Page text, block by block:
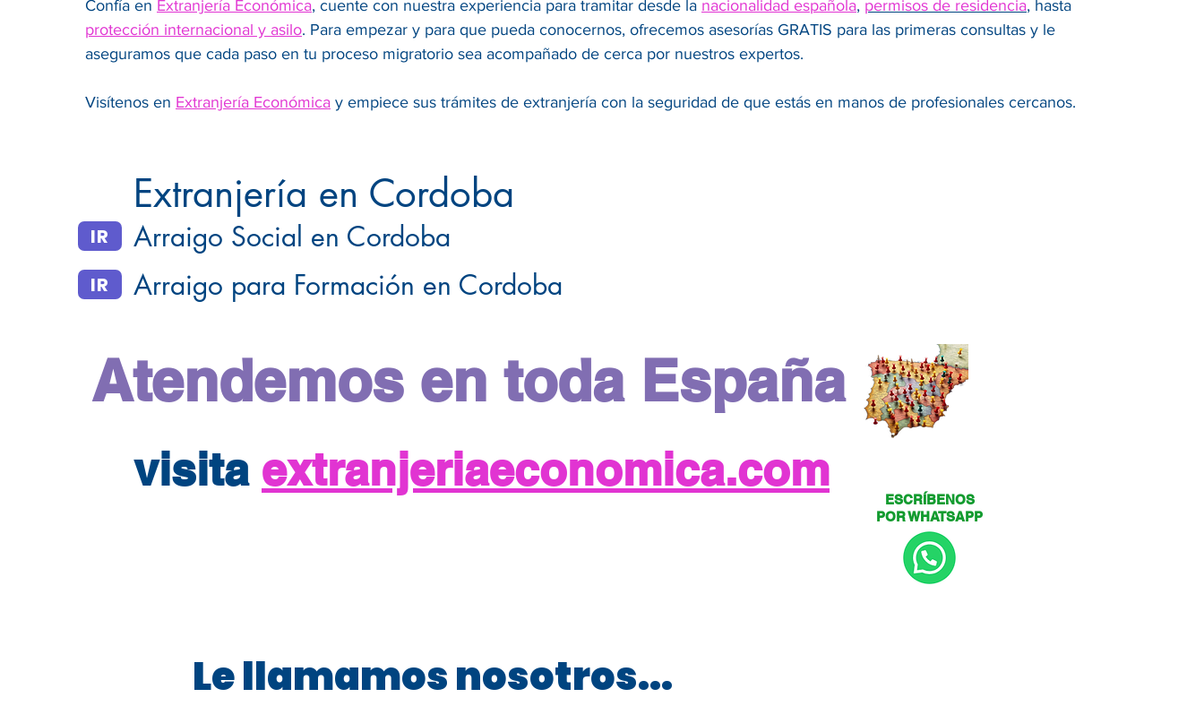
Confía en Extranjería Económica, cuente con nuestra experiencia para tramitar desde la nacionalidad española, permisos de residencia, hasta
protección internacional y asilo. Para empezar y para que pueda conocernos, ofrecemos asesorías GRATIS para las primeras consultas y le
aseguramos que cada paso en tu proceso migratorio sea acompañado de cerca por nuestros expertos.
Visítenos en Extranjería Económica y empiece sus trámites de extranjería con la seguridad de que estás en manos de profesionales cercanos.
Extranjería en Cordoba
IR Arraigo Social en Cordoba
IR Arraigo para Formación en Cordoba
Atendemos en toda España
ESCRÍBENOS
POR WHATSAPP
visita extranjeriaeconomica.com
Le llamamos nosotros...